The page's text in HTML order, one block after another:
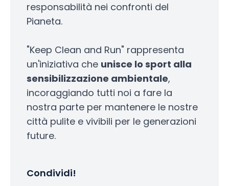
responsabilità nei confronti del
Pianeta.
"Keep Clean and Run" rappresenta
un'iniziativa che unisce lo sport alla
sensibilizzazione ambientale,
incoraggiando tutti noi a fare la
nostra parte per mantenere le nostre
città pulite e vivibili per le generazioni
future.
Condividi!